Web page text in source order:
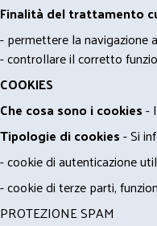
Finalità del trattamento
- permettere la navigazione
- controllare il corretto
COOKIES
Che cosa sono i cookies-
Tipologie di cookies- Si
- cookie di autenticazione
- cookie di terze parti,
PROTEZIONE SPAM